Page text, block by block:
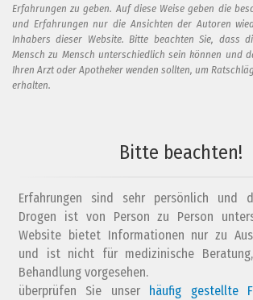
Erfahrungen zu geben. Auf diese Weise geben die
und Erfahrungen nur die Ansichten der Autoren
Inhabers dieser Website. Bitte beachten Sie, dass
Mensch zu Mensch unterschiedlich sein können und
Ihren Arzt oder Apotheker wenden sollten, um
erhalten.
Wie lautet deine E-Mail Adresse?
Bitte beachten!
Erfahrungen sind sehr persönlich und
Drogen ist von Person zu Person
Website bietet Informationen nur zu
und ist nicht für medizinische
Behandlung vorgesehen.
überprüfen Sie unser häufig gestellte